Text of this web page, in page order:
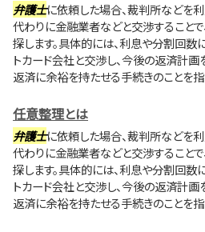
弁護士に依頼した場合、裁判所などを利
代わりに金融業者などと交渉すること
探します。具体的には、利息や分割回数
トカード会社と交渉し、今後の返済計画
返済に余裕を持たせる手続きのことを指
任意整理とは
弁護士に依頼した場合、裁判所などを利
代わりに金融業者などと交渉すること
探します。具体的には、利息や分割回数
トカード会社と交渉し、今後の返済計画
返済に余裕を持たせる手続きのことを指